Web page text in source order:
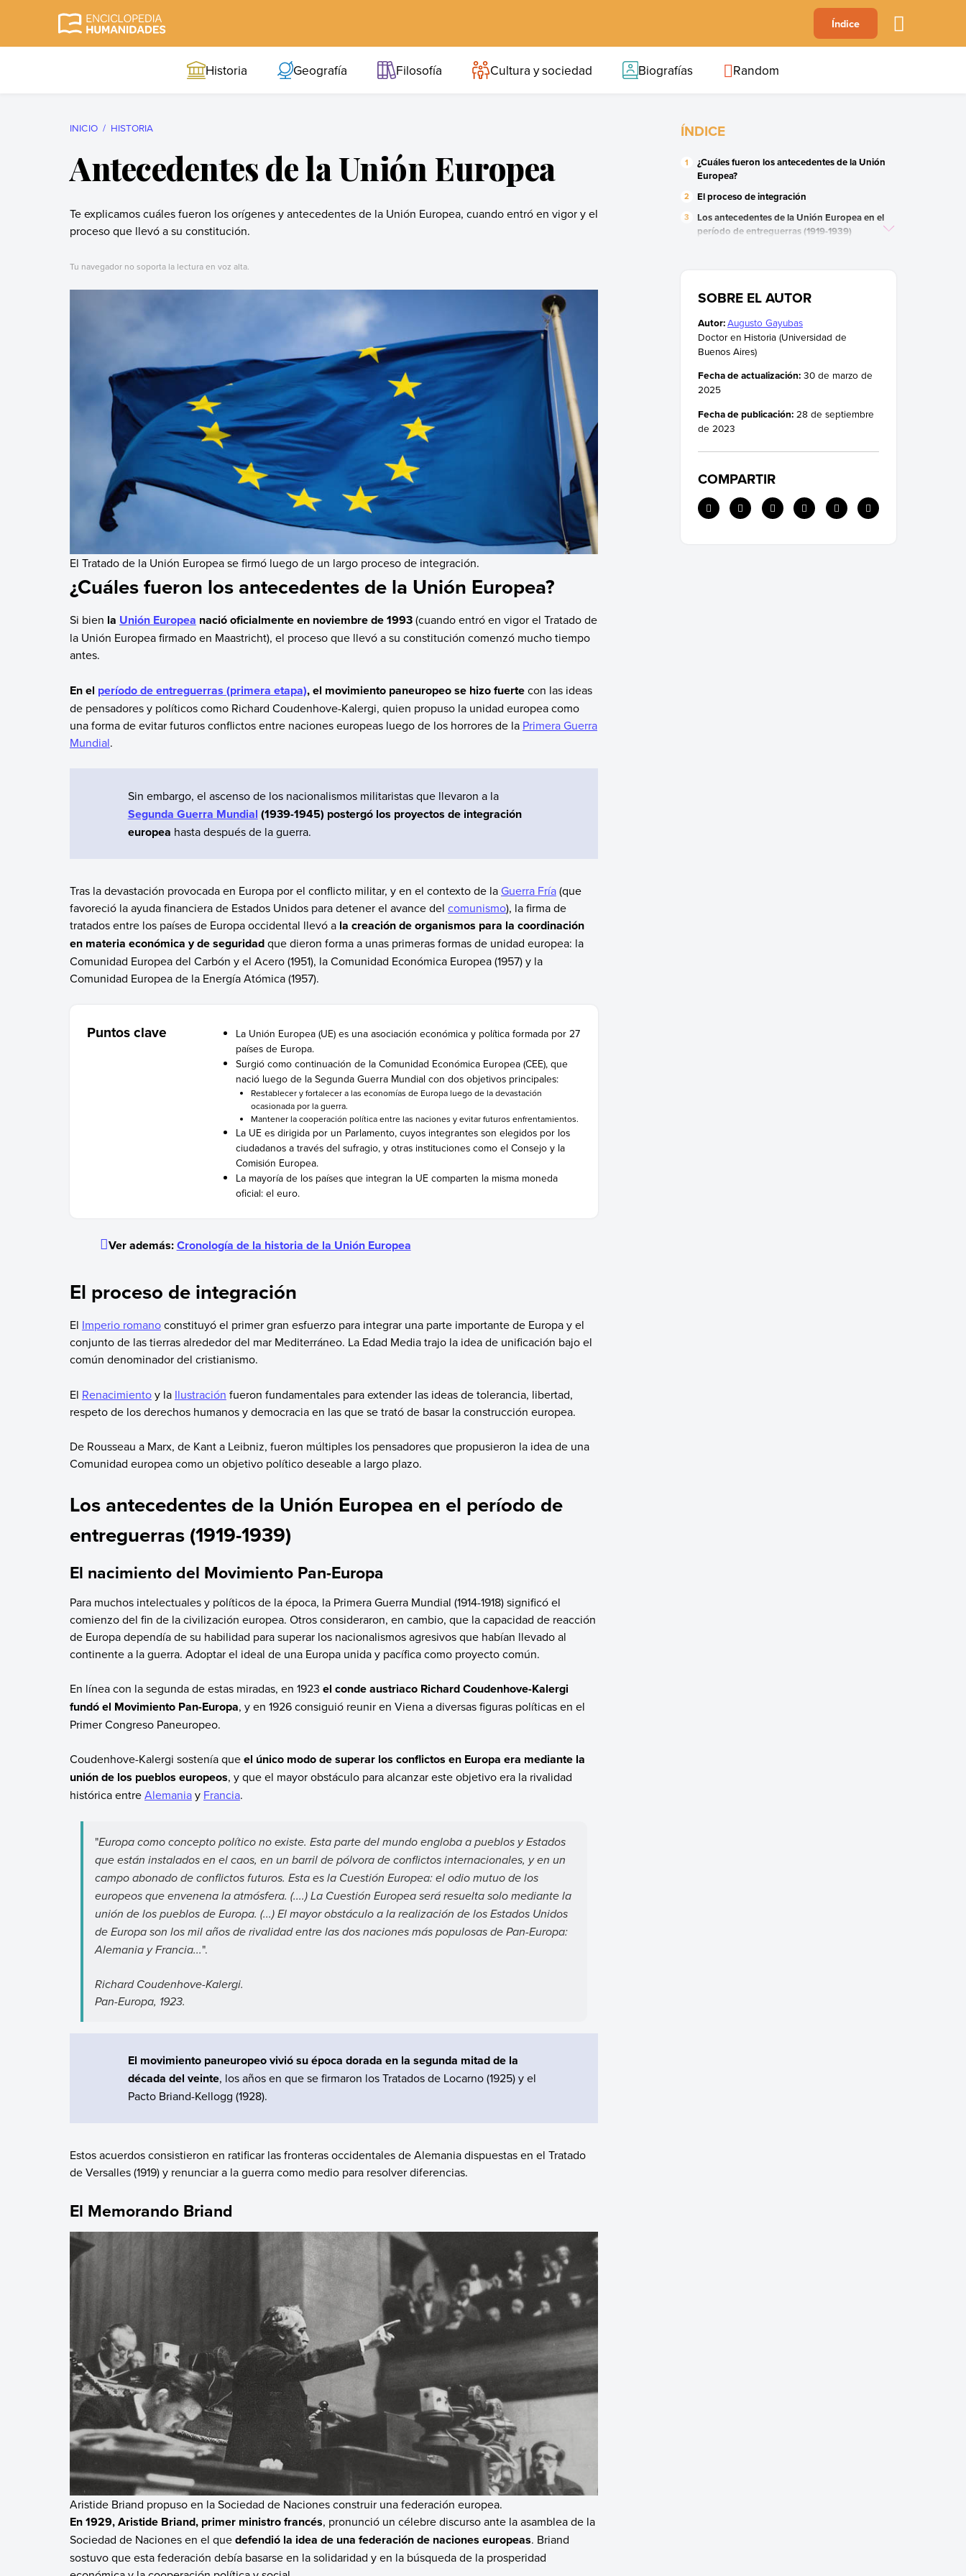
B C F
Índice
Historia Geografía Filosofía Cultura y sociedad Biografías Random
INICIO HISTORIA
Antecedentes de la Unión Europea
Te explicamos cuáles fueron los orígenes y antecedentes de la Unión Europea, cuando entró en vigor y el
proceso que llevó a su constitución.
Tu navegador no soporta la lectura en voz alta.
El Tratado de la Unión Europea se firmó luego de un largo proceso de integración.
¿Cuáles fueron los antecedentes de la Unión Europea?
Si bien la Unión Europea nació oficialmente en noviembre de 1993(cuando entró en vigor el Tratado de
la Unión Europea firmado en Maastricht), el proceso que llevó a su constitución comenzó mucho tiempo
antes.
En el período de entreguerras (primera etapa), el movimiento paneuropeo se hizo fuertecon las ideas
de pensadores y políticos como Richard Coudenhove-Kalergi, quien propuso la unidad europea como
una forma de evitar futuros conflictos entre naciones europeas luego de los horrores de la Primera Guerra
Mundial.
Sin embargo, el ascenso de los nacionalismos militaristas que llevaron a la
Segunda Guerra Mundial (1939-1945) postergó los proyectos de integración
europea hasta después de la guerra.
Tras la devastación provocada en Europa por el conflicto militar, y en el contexto de la Guerra Fría(que
favoreció la ayuda financiera de Estados Unidos para detener el avance del comunismo), la firma de
tratados entre los países de Europa occidental llevóa la creación de organismos para la coordinación
en materia económica y de seguridadque dieron forma a unas primeras formas de unidad europea: la
Comunidad Europea del Carbón y el Acero (1951), la Comunidad Económica Europea (1957) y la
Comunidad Europea de la Energía Atómica (1957).
Puntos clave La Unión Europea (UE) es una asociación económica y política formada por 27
países de Europa.
Surgió como continuación de la Comunidad Económica Europea (CEE), que
nació luego de la Segunda Guerra Mundial con dos objetivos principales:
Restablecery fortalecer a las economías de Europa luego de la devastación
ocasionada por la guerra.
Mantener la cooperación política entre las naciones yevitarfuturos enfrentamientos.
La UE es dirigida por un Parlamento, cuyos integrantes son elegidos por los
ciudadanos a través del sufragio, y otras instituciones como el Consejo y la
Comisión Europea.
La mayoría de los países que integran la UE comparten la misma moneda
oficial: el euro.
Ver además:Cronología de la historia de la Unión Europea
El proceso de integración
El Imperio romanoconstituyó el primer gran esfuerzo para integrar una parte importante de Europa y el
conjunto de las tierras alrededor del mar Mediterráneo. La Edad Media trajo la idea de unificación bajo el
común denominador del cristianismo.
El Renacimientoy la Ilustración fueron fundamentales para extender las ideas de tolerancia, libertad,
respeto de los derechos humanos y democracia en las que se trató de basar la construcción europea.
De Rousseau a Marx, de Kant a Leibniz, fueron múltiples los pensadores que propusieron la idea de una
Comunidad europea como un objetivo político deseable a largo plazo.
Los antecedentes de la Unión Europea en el período de
entreguerras (1919-1939)
El nacimiento del Movimiento Pan-Europa
Para muchos intelectuales y políticos de la época, la Primera Guerra Mundial (1914-1918) significó el
comienzo del fin de la civilización europea. Otros consideraron, en cambio, que la capacidad de reacción
de Europa dependía de su habilidad para superar los nacionalismos agresivos que habían llevado al
continente a la guerra. Adoptar el ideal de una Europa unida y pacífica como proyecto común.
En línea con la segunda de estas miradas, en 1923 el conde austriaco Richard Coudenhove-Kalergi
fundó el Movimiento Pan-Europa, y en 1926 consiguió reunir en Viena a diversas figuras políticas en el
Primer Congreso Paneuropeo.
Coudenhove-Kalergi sostenía queel único modo de superar los conflictos en Europa era mediante la
unión de los pueblos europeos, y que el mayor obstáculo para alcanzar este objetivo era la rivalidad
histórica entreAlemaniay Francia.
"Europa como concepto político no existe. Esta parte del mundo engloba a pueblos y Estados
que están instalados en el caos, en un barril de pólvora de conflictos internacionales, y en un
campo abonado de conflictos futuros. Esta es la Cuestión Europea: el odio mutuo de los
europeos que envenena la atmósfera. (....) La Cuestión Europea será resuelta solo mediante la
unión de los pueblos de Europa. (...) El mayor obstáculo a la realización de los Estados Unidos
de Europa son los mil años de rivalidad entre las dos naciones más populosas de Pan-Europa:
Alemania y Francia...".
Richard Coudenhove-Kalergi.
Pan-Europa, 1923.
El movimiento paneuropeo vivió su época dorada en la segunda mitad de la
década del veinte, los años en que se firmaron los Tratados de Locarno (1925) y el
Pacto Briand-Kellogg (1928).
Estos acuerdos consistieron en ratificar las fronteras occidentales de Alemania dispuestas en el Tratado
de Versalles (1919) y renunciar a la guerra como medio para resolver diferencias.
El Memorando Briand
Aristide Briand propuso en la Sociedad de Naciones construir una federación europea.
En 1929, Aristide Briand, primer ministro francés, pronunció un célebre discurso ante la asamblea de la
Sociedad de Naciones en el quedefendió la idea de una federación de naciones europeas. Briand
sostuvo que esta federación debía basarse en la solidaridad y en la búsqueda de la prosperidad
ÍNDICE
¿Cuáles fueron los antecedentes de la Unión
Europea?
El proceso de integración
Los antecedentes de la Unión Europea en el
período de entreguerras (1919-1939)
El frustrado Tratado de la Comunidad
Europea de Defensa
SOBRE EL AUTOR
Autor:Augusto Gayubas
Doctor en Historia (Universidad de
Buenos Aires)
Fecha de actualización: 30 de marzo de
2025
Fecha de publicación: 28 de septiembre
de 2023
COMPARTIR